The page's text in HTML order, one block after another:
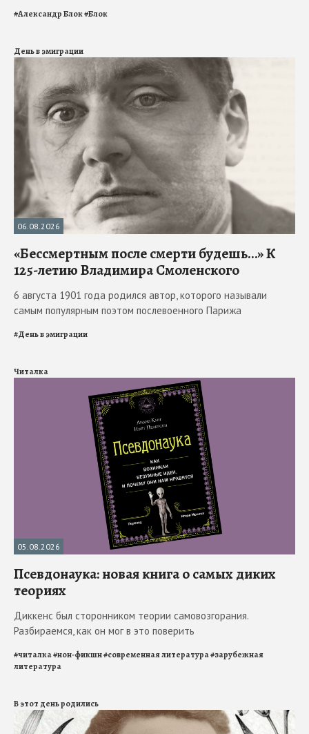
#Александр Блок#Блок
День в эмиграции
06.08.2026
«Бессмертным после смерти будешь…» К
125-летию Владимира Смоленского
6 августа 1901 года родился автор, которого называли
самым популярным поэтом послевоенного Парижа
#День в эмиграции
Читалка
05.08.2026
Псевдонаука: новая книга о самых диких
теориях
Диккенс был сторонником теории самовозгорания.
Разбираемся, как он мог в это поверить
#читалка#нон-фикшн#современная литература#зарубежная
литература
В этот день родились